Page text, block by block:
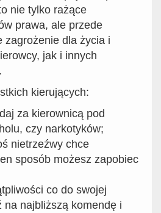
nie tylko rażące
prawa, ale przede
zagrożenie dla życia i
jak i innych
kierujących:
za kierownicą pod
czy narkotyków;
nietrzeźwy chce
sposób możesz zapobiec
co do swojej
na najbliższą komendę i